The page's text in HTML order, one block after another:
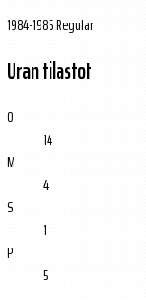
1984-1985 Regular
Uran tilastot
O
14
M
4
S
1
P
5